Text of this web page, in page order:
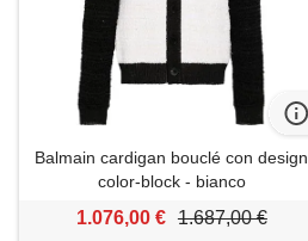
Balmain cardigan bouclé con design
color-block - bianco
1.076,00 € 1.687,00 €